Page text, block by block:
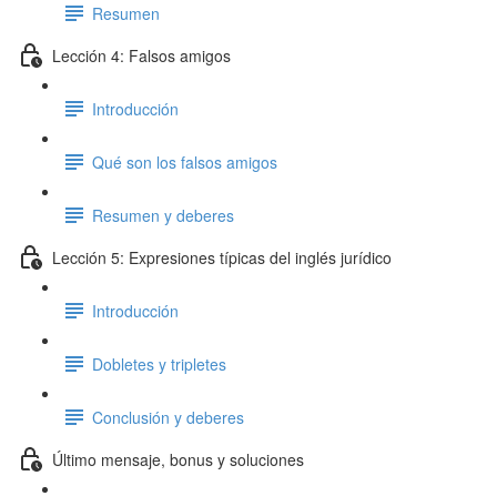
Resumen
Lección 4: Falsos amigos
Introducción
Qué son los falsos amigos
Resumen y deberes
Lección 5: Expresiones típicas del inglés jurídico
Introducción
Dobletes y tripletes
Conclusión y deberes
Último mensaje, bonus y soluciones